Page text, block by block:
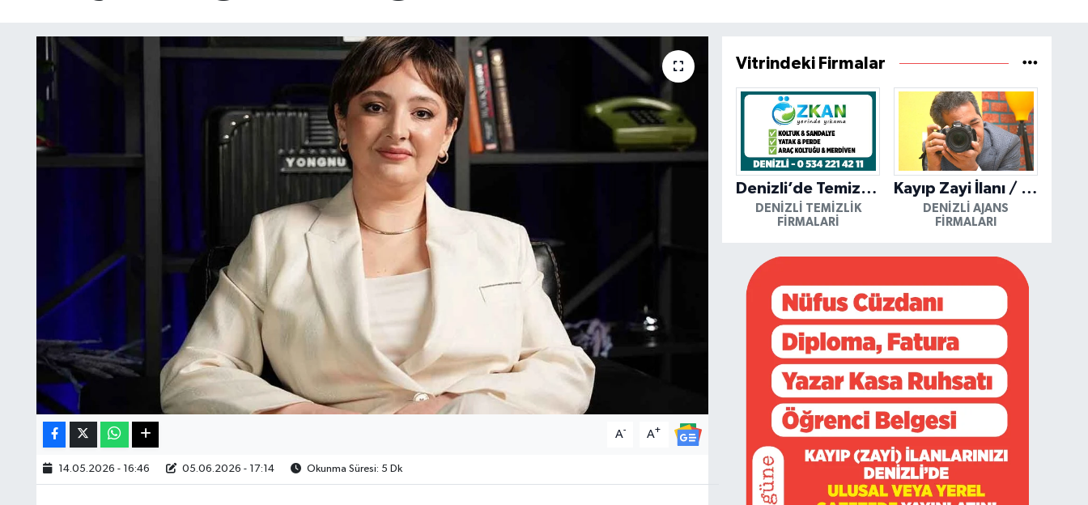
A- A+
14.05.2026 - 16:46 05.06.2026 - 17:14 Okunma Süresi: 5 Dk
Vitrindeki Firmalar
Denizli’de Temizliğin Güvenilir Adresi: Özkan Yerinde Yıkama
DENIZLI TEMIZLIK
FIRMALARI
Kayıp Zayi İlanı / Mutlu Ajans / Denizli
DENIZLI AJANS
FIRMALARI